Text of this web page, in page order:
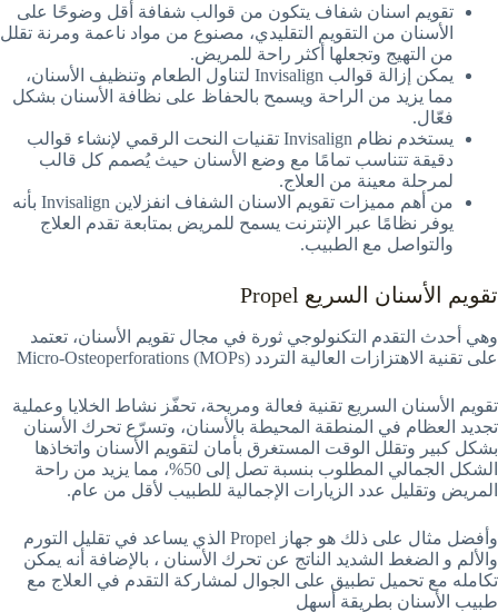
تقويم اسنان شفاف يتكون من قوالب شفافة أقل وضوحًا على
الأسنان من التقويم التقليدي، مصنوع من مواد ناعمة ومرنة تقلل
من التهيج وتجعلها أكثر راحة للمريض.
يمكن إزالة قوالب Invisalign لتناول الطعام وتنظيف الأسنان،
مما يزيد من الراحة ويسمح بالحفاظ على نظافة الأسنان بشكل
فعّال.
يستخدم نظام Invisalign تقنيات النحت الرقمي لإنشاء قوالب
دقيقة تتناسب تمامًا مع وضع الأسنان حيث يُصمم كل قالب
لمرحلة معينة من العلاج.
من أهم مميزات تقويم الاسنان الشفاف انفزلاين Invisalign بأنه
يوفر نظامًا عبر الإنترنت يسمح للمريض بمتابعة تقدم العلاج
والتواصل مع الطبيب.
تقويم الأسنان السريع Propel
وهي أحدث التقدم التكنولوجي ثورة في مجال تقويم الأسنان، تعتمد
على تقنية الاهتزازات العالية التردد Micro-Osteoperforations (MOPs)
تقويم الأسنان السريع تقنية فعالة ومريحة، تحفّز نشاط الخلايا وعملية
تجديد العظام في المنطقة المحيطة بالأسنان، وتسرّع تحرك الأسنان
بشكل كبير وتقلل الوقت المستغرق بأمان لتقويم الأسنان واتخاذها
الشكل الجمالي المطلوب بنسبة تصل إلى 50%، مما يزيد من راحة
المريض وتقليل عدد الزيارات الإجمالية للطبيب لأقل من عام.
وأفضل مثال على ذلك هو جهاز Propel الذي يساعد في تقليل التورم
والألم و الضغط الشديد الناتج عن تحرك الأسنان ، بالإضافة أنه يمكن
تكامله مع تحميل تطبيق على الجوال لمشاركة التقدم في العلاج مع
طبيب الأسنان بطريقة أسهل